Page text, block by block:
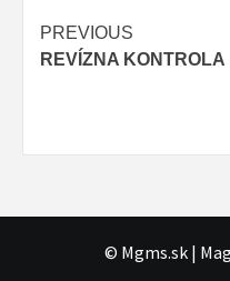
Continue
Reading
PREVIOUS
REVÍZNA KONTROLA
© Mgms.sk |